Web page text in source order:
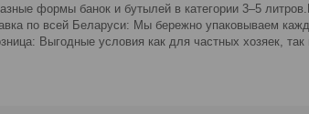
формы банок и бутылей в категории 3–5
по всей Беларуси: Мы бережно упаковываем
Выгодные условия как для частных хозяек,